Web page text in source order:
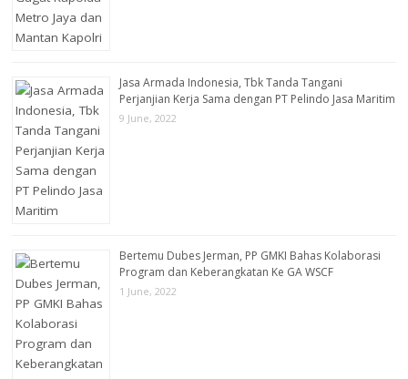
Jasa Armada Indonesia, Tbk Tanda Tangani
Perjanjian Kerja Sama dengan PT Pelindo Jasa Maritim
9 June, 2022
Bertemu Dubes Jerman, PP GMKI Bahas Kolaborasi
Program dan Keberangkatan Ke GA WSCF
1 June, 2022